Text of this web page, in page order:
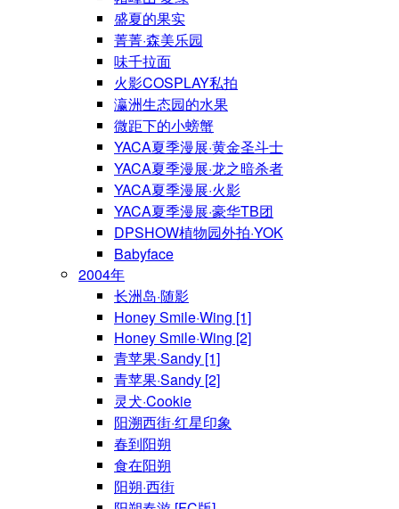
盛夏的果实
菁菁·森美乐园
味千拉面
火影COSPLAY私拍
瀛洲生态园的水果
微距下的小螃蟹
YACA夏季漫展·黄金圣斗士
YACA夏季漫展·龙之暗杀者
YACA夏季漫展·火影
YACA夏季漫展·豪华TB团
DPSHOW植物园外拍·YOK
Babyface
2004年
长洲岛·随影
Honey Smile·Wing [1]
Honey Smile·Wing [2]
青苹果·Sandy [1]
青苹果·Sandy [2]
灵犬·Cookie
阳溯西街·红星印象
春到阳朔
食在阳朔
阳朔·西街